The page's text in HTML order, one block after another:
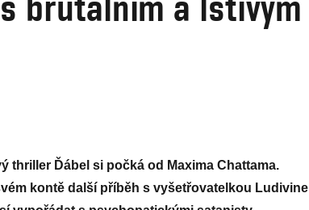
thriller Ďábel si počká od Maxima Chattama.
kontě další příběh s vyšetřovatelkou Ludivine